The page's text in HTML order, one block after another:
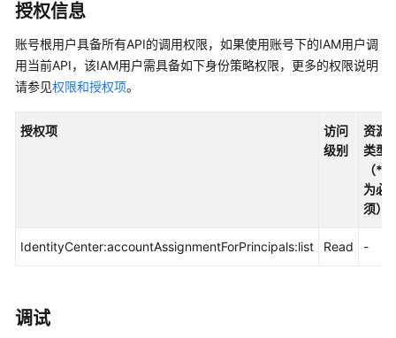
入
用
户
南
使
必
读
授权信息
账号根用户具备所有API的调用权限，如果使用账号下的IAM用户调
用当前API，该IAM用户需具备如下身份策略权限，更多的权限说明
请参见权限和授权项。
授权项
访问
级别
资源
类型
（*
为必
须）
IdentityCenter:accountAssignmentForPrincipals:list Read -
调试